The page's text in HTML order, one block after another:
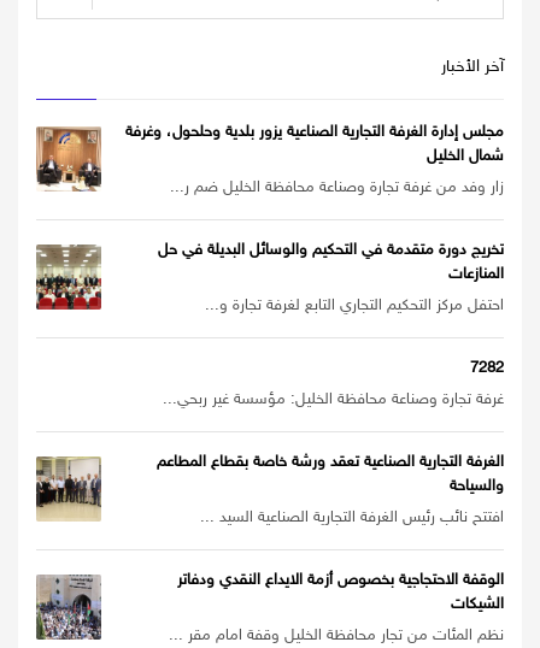
آخر الأخبار
مجلس إدارة الغرفة التجارية الصناعية يزور بلدية وحلحول، وغرفة
شمال الخليل
زار وفد من غرفة تجارة وصناعة محافظة الخليل ضم ر...
تخريج دورة متقدمة في التحكيم والوسائل البديلة في حل
المنازعات
احتفل مركز التحكيم التجاري التابع لغرفة تجارة و...
7282
غرفة تجارة وصناعة محافظة الخليل: مؤسسة غير ربحي...
الغرفة التجارية الصناعية تعقد ورشة خاصة بقطاع المطاعم
والسياحة
افتتح نائب رئيس الغرفة التجارية الصناعية السيد ...
الوقفة الاحتجاجية بخصوص أزمة الايداع النقدي ودفاتر
الشيكات
نظم المئات من تجار محافظة الخليل وقفة امام مقر ...